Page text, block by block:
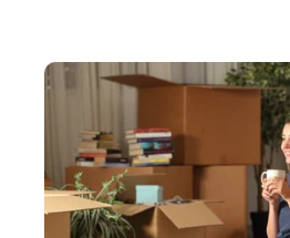
Konferenz mit Badge,
Menschen, die
sie guten Morgen sagen.
mehr als das...